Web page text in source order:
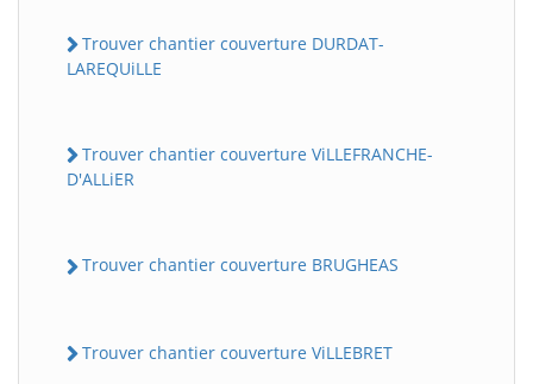
Trouver chantier couverture DURDAT-
LAREQUiLLE
Trouver chantier couverture ViLLEFRANCHE-
D'ALLiER
Trouver chantier couverture BRUGHEAS
Trouver chantier couverture ViLLEBRET